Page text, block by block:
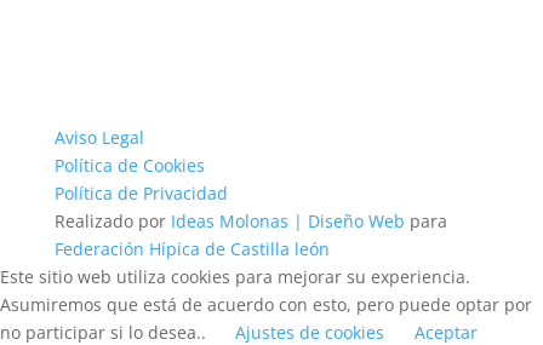
Aviso Legal
Política de Cookies
Política de Privacidad
Realizado por Ideas Molonas | Diseño Web para
Federación Hípica de Castilla león
Este sitio web utiliza cookies para mejorar su experiencia.
Asumiremos que está de acuerdo con esto, pero puede optar por
no participar si lo desea..
Ajustes de cookies
Aceptar